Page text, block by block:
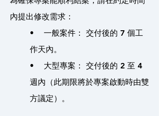
內提出修改需求：
• 一般案件： 交付後的 7 個工
作天內。
• 大型專案： 交付後的 2 至 4
週內（此期限將於專案啟動時由雙
方議定）。